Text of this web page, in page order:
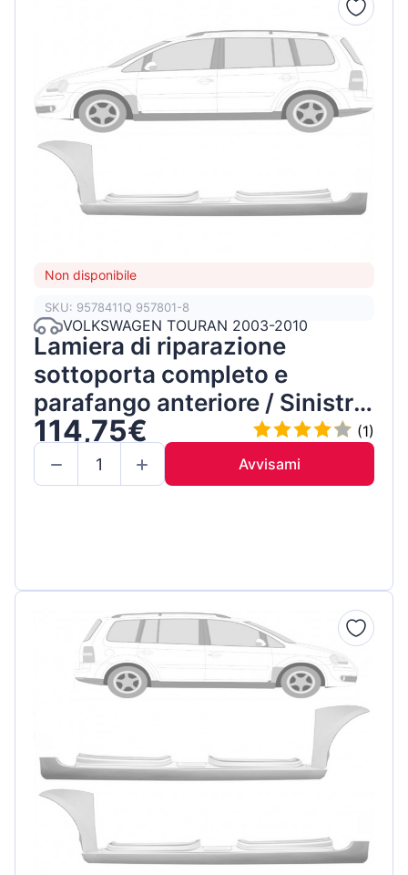
Non disponibile
SKU: 9578411Q 957801-8
VOLKSWAGEN TOURAN 2003-2010
Lamiera di riparazione
sottoporta completo e
parafango anteriore / Sinistra
/ Set
114,75€
(1)
Avvisami